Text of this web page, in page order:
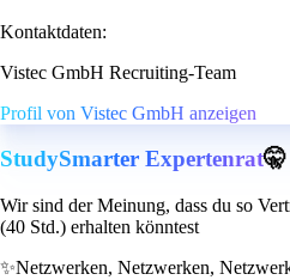
Kontaktdaten:
Vistec GmbH Recruiting-Team
Profil von Vistec GmbH anzeigen
StudySmarter Expertenrat🤫
Wir sind der Meinung, dass du so
(40 Std.) erhalten könntest
✨Netzwerken, Netzwerken,